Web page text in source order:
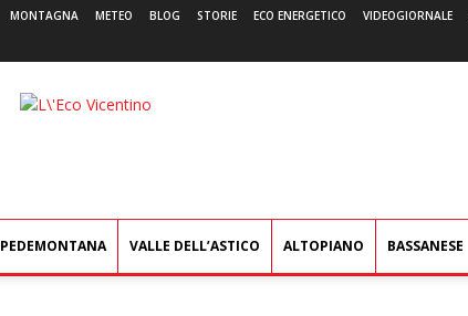
MONTAGNA METEO BLOG STORIE ECO ENERGETICO VIDEOGIORNALE
L'Eco
PEDEMONTANA VALLE DELL’ASTICO ALTOPIANO BASSANESE